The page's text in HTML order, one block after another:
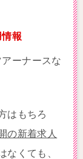
報
ーナースな
はもちろ
の新着求人
なくても、